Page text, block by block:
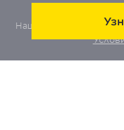
Наш сайт защищен с